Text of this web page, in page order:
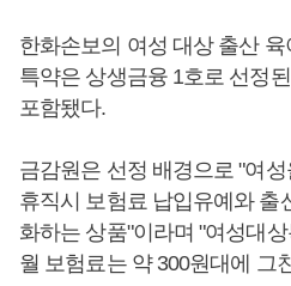
한화손보의 여성 대상 출산
특약은 상생금융 1호로 선정
포함됐다.
금감원은 선정 배경으로 "여
휴직시 보험료 납입유예와 출
화하는 상품"이라며 "여성대
월 보험료는 약 300원대에 그